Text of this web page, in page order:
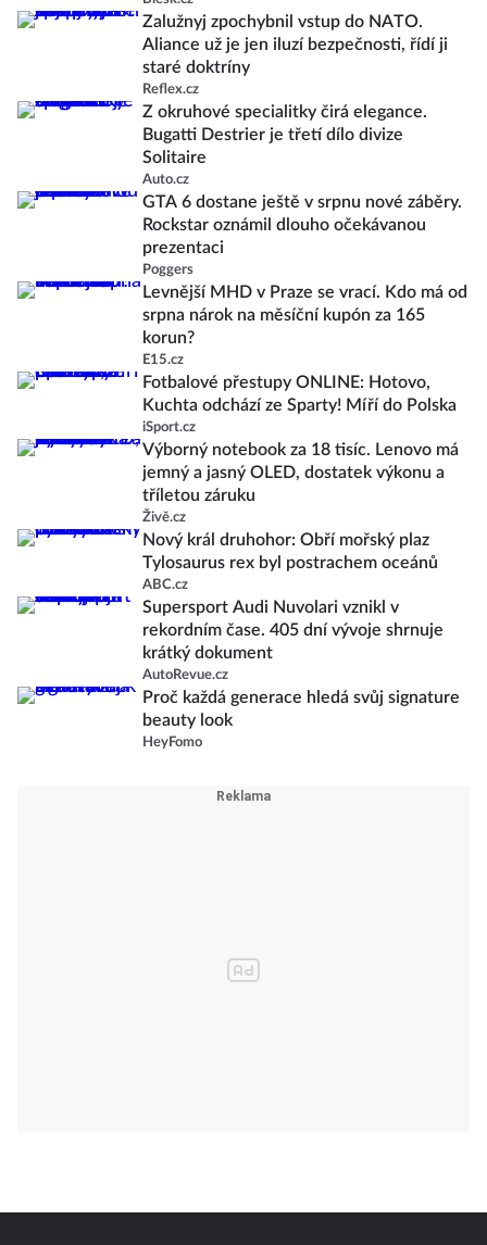
Zalužnyj zpochybnil vstup do NATO.
Aliance už je jen iluzí bezpečnosti, řídí ji
staré doktríny
Reflex.cz
Z okruhové specialitky čirá elegance.
Bugatti Destrier je třetí dílo divize
Solitaire
Auto.cz
GTA 6 dostane ještě v srpnu nové záběry.
Rockstar oznámil dlouho očekávanou
prezentaci
Poggers
Levnější MHD v Praze se vrací. Kdo má od
srpna nárok na měsíční kupón za 165
korun?
E15.cz
Fotbalové přestupy ONLINE: Hotovo,
Kuchta odchází ze Sparty! Míří do Polska
iSport.cz
Výborný notebook za 18 tisíc. Lenovo má
jemný a jasný OLED, dostatek výkonu a
tříletou záruku
Živě.cz
Nový král druhohor: Obří mořský plaz
Tylosaurus rex byl postrachem oceánů
ABC.cz
Supersport Audi Nuvolari vznikl v
rekordním čase. 405 dní vývoje shrnuje
krátký dokument
AutoRevue.cz
Proč každá generace hledá svůj signature
beauty look
HeyFomo